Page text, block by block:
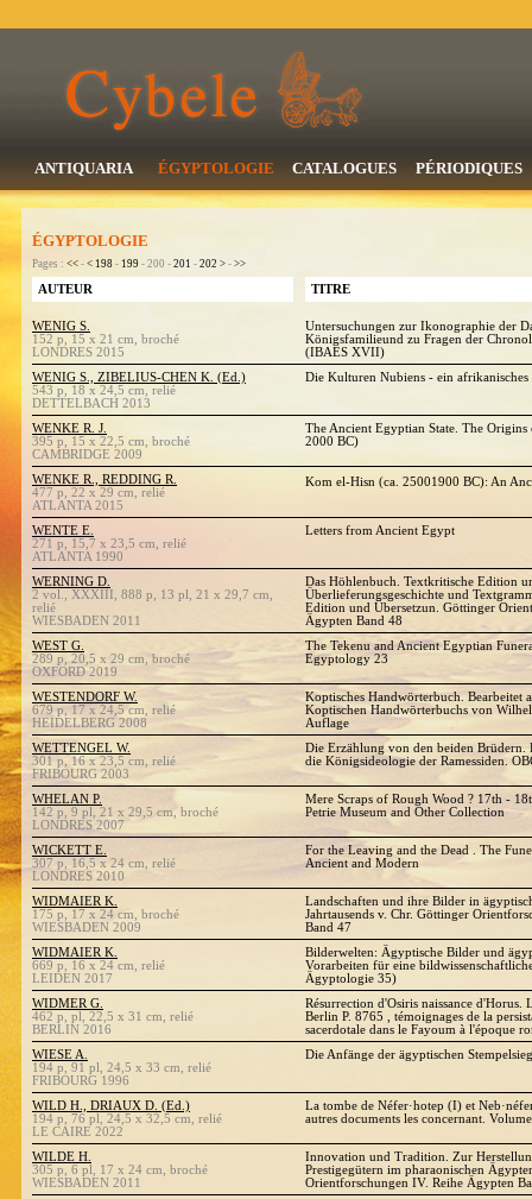
ANTIQUARIA ÉGYPTOLOGIE CATALOGUES PÉRIODIQUES
ÉGYPTOLOGIE
Pages : << - < 198 - 199 - 200 - 201 - 202 > - >>
AUTEUR TITRE
WENIG S.
152 p, 15 x 21 cm, broché
LONDRES 2015
Untersuchungen zur Ikonographie der
Königsfamilieund zu Fragen der
(IBAES XVII)
WENIG S., ZIBELIUS-CHEN K. (Ed.)
543 p, 18 x 24,5 cm, relié
DETTELBACH 2013
Die Kulturen Nubiens - ein afrikanisches
WENKE R. J.
395 p, 15 x 22,5 cm, broché
CAMBRIDGE 2009
The Ancient Egyptian State. The
2000 BC)
WENKE R., REDDING R.
477 p, 22 x 29 cm, relié
ATLANTA 2015
Kom el-Hisn (ca. 25001900 BC): An
WENTE E.
271 p, 15,7 x 23,5 cm, relié
ATLANTA 1990
Letters from Ancient Egypt
WERNING D.
2 vol., XXXIII, 888 p, 13 pl, 21 x 29,7 cm,
relié
WIESBADEN 2011
Das Höhlenbuch. Textkritische Edition
Überlieferungsgeschichte und
Edition und Übersetzun. Göttinger
Ägypten Band 48
WEST G.
289 p, 20,5 x 29 cm, broché
OXFORD 2019
The Tekenu and Ancient Egyptian
Egyptology 23
WESTENDORF W.
679 p, 17 x 24,5 cm, relié
HEIDELBERG 2008
Koptisches Handwörterbuch. Bearbeitet
Koptischen Handwörterbuchs von
Auflage
WETTENGEL W.
301 p, 16 x 23,5 cm, relié
FRIBOURG 2003
Die Erzählung von den beiden Brüdern.
die Königsideologie der Ramessiden.
WHELAN P.
142 p, 9 pl, 21 x 29,5 cm, broché
LONDRES 2007
Mere Scraps of Rough Wood ? 17th -
Petrie Museum and Other Collection
WICKETT E.
307 p, 16,5 x 24 cm, relié
LONDRES 2010
For the Leaving and the Dead . The
Ancient and Modern
WIDMAIER K.
175 p, 17 x 24 cm, broché
WIESBADEN 2009
Landschaften und ihre Bilder in
Jahrtausends v. Chr. Göttinger
Band 47
WIDMAIER K.
669 p, 16 x 24 cm, relié
LEIDEN 2017
Bilderwelten: Ägyptische Bilder und
Vorarbeiten für eine
Ägyptologie 35)
WIDMER G.
462 p, pl, 22,5 x 31 cm, relié
BERLIN 2016
Résurrection d'Osiris naissance d'Horus.
Berlin P. 8765 , témoignages de la
sacerdotale dans le Fayoum à l'époque
WIESE A.
194 p, 91 pl, 24,5 x 33 cm, relié
FRIBOURG 1996
Die Anfänge der ägyptischen
WILD H., DRIAUX D. (Ed.)
194 p, 76 pl, 24,5 x 32,5 cm, relié
LE CAIRE 2022
La tombe de Néfer·hotep (I) et
autres documents les concernant.
WILDE H.
305 p, 6 pl, 17 x 24 cm, broché
WIESBADEN 2011
Innovation und Tradition. Zur
Prestigegütern im pharaonischen
Orientforschungen IV. Reihe Ägypten